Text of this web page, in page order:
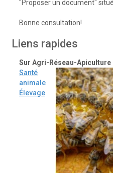
"Proposer un document"
Bonne consultation!
Liens rapides
Sur Agri-Réseau-Apiculture
Santé
animale
Élevage